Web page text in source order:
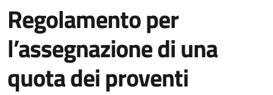
Regolamento per
l’assegnazione di una
quota dei proventi